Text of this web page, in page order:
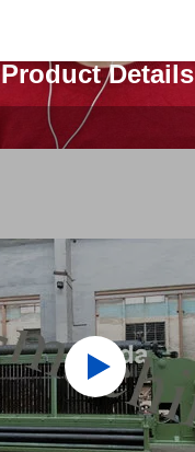
Product Details